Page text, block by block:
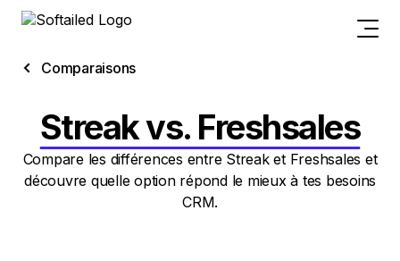
Comparaisons
Streak vs. Freshsales
Compare les différences entre Streak et Freshsales et
découvre quelle option répond le mieux à tes besoins
CRM.